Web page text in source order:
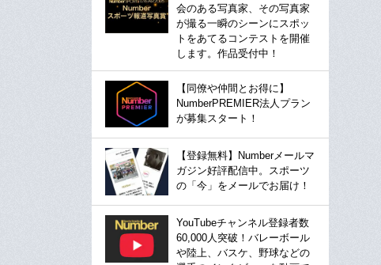
会のある写真家、その写真家
が撮る一瞬のシーンにスポッ
トをあてるコンテストを開催
します。作品受付中！
【同僚や仲間とお得に】
NumberPREMIER法人プラン
が募集スタート！
【登録無料】Numberメールマ
ガジン好評配信中。スポーツ
の「今」をメールでお届け！
YouTubeチャンネル登録者数
60,000人突破！バレーボール
や陸上、バスケ、野球などの